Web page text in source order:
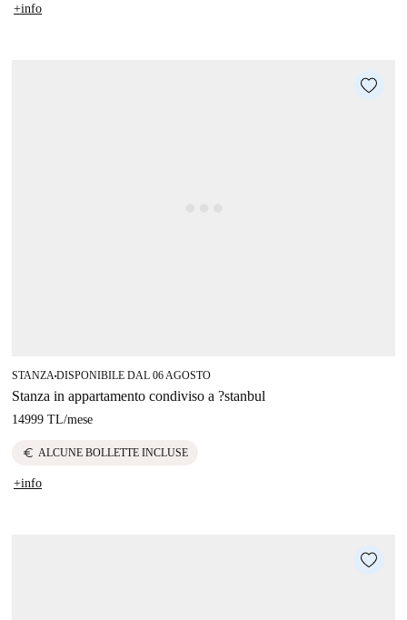
+info
STANZA■DISPONIBILE DAL 06 AGOSTO
Stanza in appartamento condiviso a ?stanbul
14999 TL/mese
euro ALCUNE BOLLETTE INCLUSE
+info